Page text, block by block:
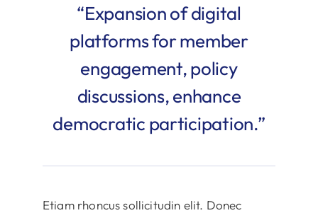
“Expansion of digital
platforms for member
engagement, policy
discussions, enhance
democratic participation.”
Etiam rhoncus sollicitudin elit. Donec